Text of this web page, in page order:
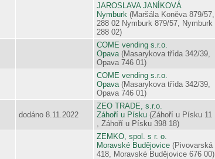
JAROSLAVA JANÍKOVÁ
Nymburk (Maršála Koněva 879/57,
288 02 Nymburk 879/57, Nymburk
288 02)
COME vending s.r.o.
Opava (Masarykova třída 342/39,
Opava 746 01)
COME vending s.r.o.
Opava (Masarykova třída 342/39,
Opava 746 01)
dodáno 8.11.2022
ZEO TRADE, s.r.o.
Záhoří u Písku (Záhoří u Písku 11
, Záhoří u Písku 398 18)
ZEMKO, spol. s r. o.
Moravské Budějovice (Pivovarská
418, Moravské Budějovice 676 00)